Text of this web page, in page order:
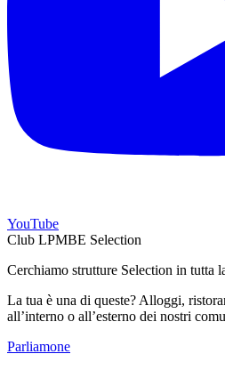
YouTube
Club LPMBE Selection
Cerchiamo strutture Selection in tutta
La tua è una di queste? Alloggi,
all’interno o all’esterno dei nostri
Parliamone